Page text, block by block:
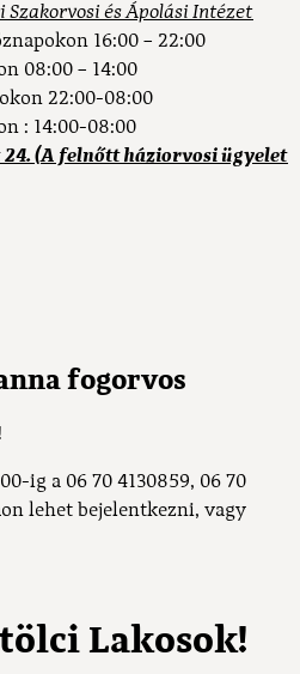
Szakorvosi és Ápolási Intézet
16:00 – 22:00
08:00 – 14:00
22:00-08:00
: 14:00-08:00
(A felnőtt háziorvosi ügyelet
fogorvos
ig a 06 70 4130859, 06 70
lehet bejelentkezni, vagy
Lakosok!